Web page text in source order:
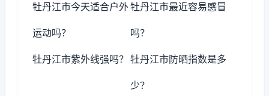
牡丹江市今天适合户外
运动吗？
牡丹江市最近容易感冒
吗？
牡丹江市紫外线强吗？ 牡丹江市防晒指数是多
少？